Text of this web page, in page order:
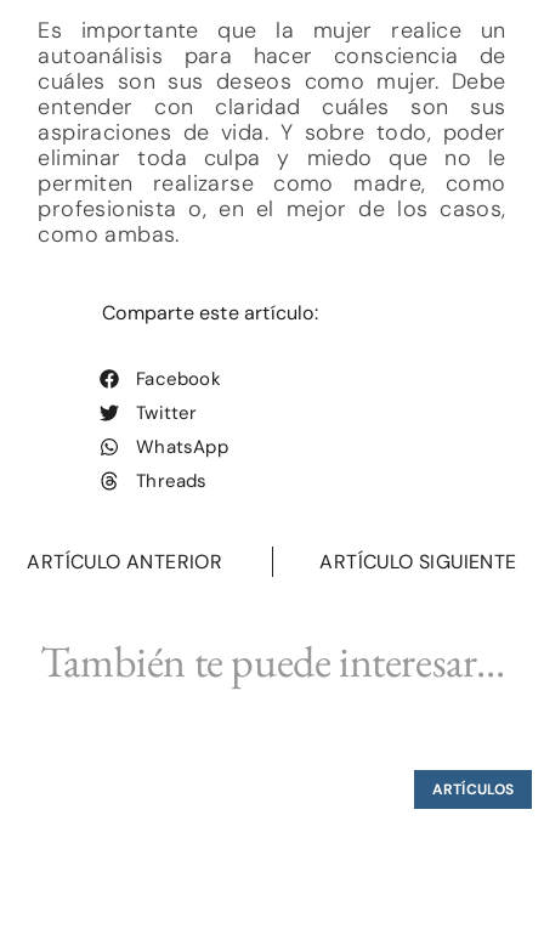
Es importante que la mujer realice un
autoanálisis para hacer consciencia de
cuáles son sus deseos como mujer. Debe
entender con claridad cuáles son sus
aspiraciones de vida. Y sobre todo, poder
eliminar toda culpa y miedo que no le
permiten realizarse como madre, como
profesionista o, en el mejor de los casos,
como ambas.
Comparte este artículo:
Facebook
Twitter
WhatsApp
Threads
ARTÍCULO ANTERIOR ARTÍCULO SIGUIENTE
También te puede interesar...
ARTÍCULOS